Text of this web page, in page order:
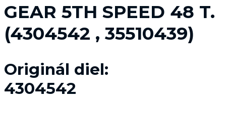
GEAR 5TH SPEED 48 T.
(4304542 , 35510439)
Originál diel:
4304542